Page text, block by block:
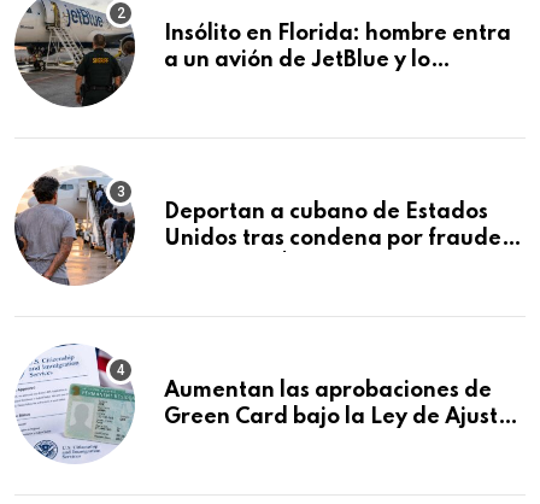
Insólito en Florida: hombre entra
a un avión de JetBlue y lo
Deportan a cubano de Estados
Unidos tras condena por fraude
Aumentan las aprobaciones de
Green Card bajo la Ley de Ajuste